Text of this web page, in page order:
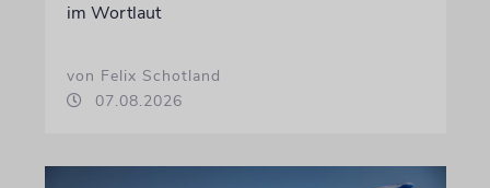
im Wortlaut
von Felix Schotland
07.08.2026